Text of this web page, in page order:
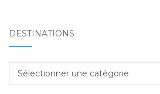
DESTINATIONS
Destinations